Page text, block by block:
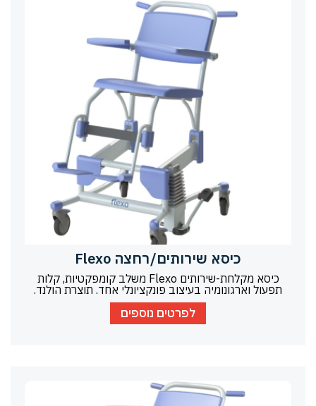
כיסא שירותים/רחצה Flexo
כיסא מקלחת-שירותים Flexo משלב קומפקטיות, קלות
תפעול וארגונומיה בעיצוב פונקציונלי אחד. תוצרת הולנד.
לפרטים נוספים